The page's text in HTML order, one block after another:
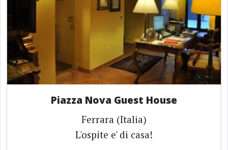
Piazza Nova Guest House
Ferrara (Italia)
L'ospite e' di casa!